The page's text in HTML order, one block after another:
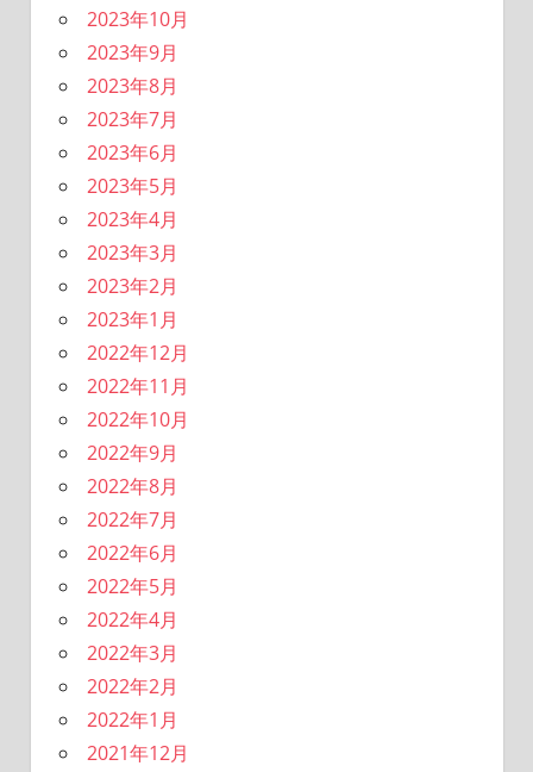
2023年10月
2023年9月
2023年8月
2023年7月
2023年6月
2023年5月
2023年4月
2023年3月
2023年2月
2023年1月
2022年12月
2022年11月
2022年10月
2022年9月
2022年8月
2022年7月
2022年6月
2022年5月
2022年4月
2022年3月
2022年2月
2022年1月
2021年12月